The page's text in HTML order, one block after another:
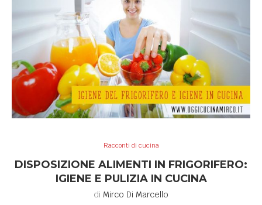
Racconti di cucina
DISPOSIZIONE ALIMENTI IN FRIGORIFERO:
IGIENE E PULIZIA IN CUCINA
di Mirco Di Marcello